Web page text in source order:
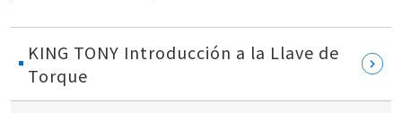
KING TONY Introducción a la Llave de
Torque